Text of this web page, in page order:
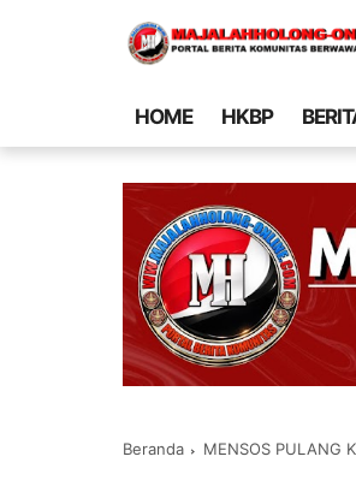
HOME HKBP
Beranda MENSOS PULANG